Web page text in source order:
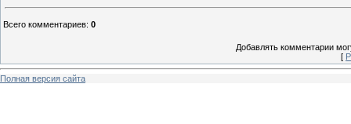
Всего комментариев: 0
Добавлять комментарии
[
Полная версия сайта